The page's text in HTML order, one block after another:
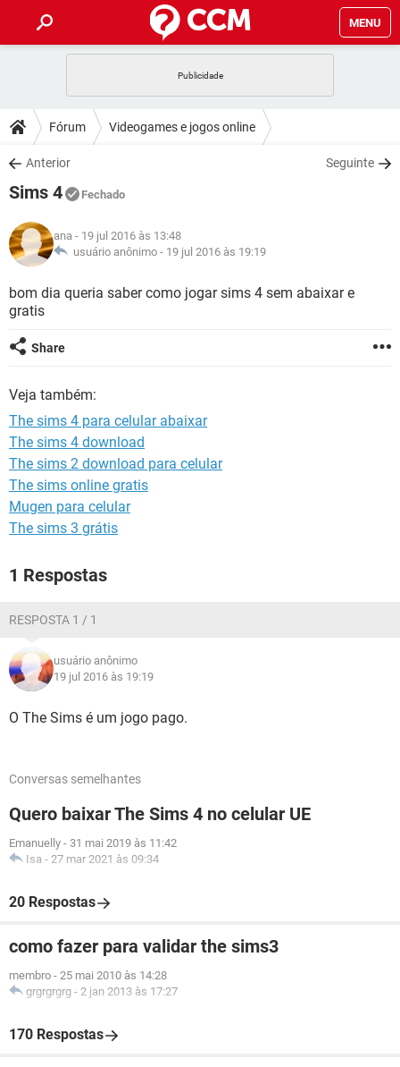
MENU
CELULAR FACEBOOK
OUTLOOK
INSTAGRAM
GUIA DE COMPRAS
DICAS
JOGOS WHATSAPP
INSTAGRAM
GUIA DE COMPRAS
DOWNLOADS
JOGOS
CELULAR
OUTLOOK EXCEL
INSTAGRAM GMAIL
GUIA DE COMPRAS
JOGOS
CELULAR
OUTLOOK EXCEL
GLOSSÁRIO
JOGOS WHATSAPP
CELULAR
OUTLOOK
GUIA DE COMPRAS
Fórum Videogames e jogos online
Anterior Seguinte
Sims 4 Fechado
ana - 19 jul 2016 às 13:48
usuário anônimo - 19 jul 2016 às 19:19
bom dia queria saber como jogar sims 4 sem abaixar e
gratis
Share
Veja também:
The sims 4 para celular abaixar
The sims 4 download
The sims 2 download para celular
The sims online gratis
Mugen para celular
The sims 3 grátis
1 Respostas
RESPOSTA 1 / 1
usuário anônimo
19 jul 2016 às 19:19
O The Sims é um jogo pago.
Conversas semelhantes
Quero baixar The Sims 4 no celular UE
Emanuelly - 31 mai 2019 às 11:42
Isa - 27 mar 2021 às 09:34
20 Respostas
como fazer para validar the sims3
membro - 25 mai 2010 às 14:28
grgrgrgrg - 2 jan 2013 às 17:27
170 Respostas